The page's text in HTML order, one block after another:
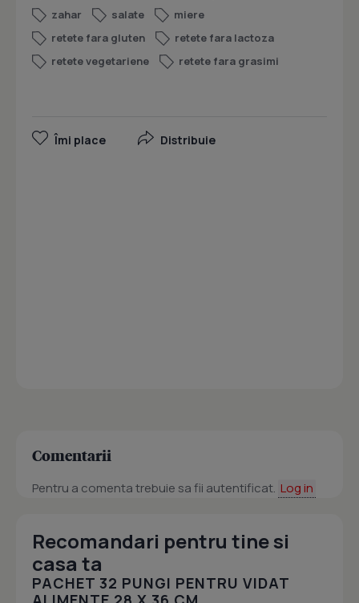
zahar
salate
miere
retete fara gluten
retete fara lactoza
retete vegetariene
retete fara grasimi
Îmi place Distribuie
Comentarii
Pentru a comenta trebuie sa fii autentificat. Log in
Recomandari pentru tine si
casa ta
PACHET 32 PUNGI PENTRU VIDAT